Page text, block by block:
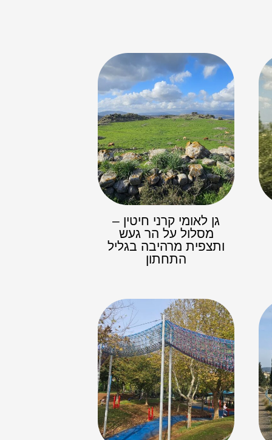
גן לאומי קרני חיטין –
מסלול על הר געש
ותצפית מרהיבה בגליל
התחתון